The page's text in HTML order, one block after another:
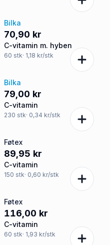
Bilka
70,90 kr
C-vitamin m. hyben
60 stk· 1,18 kr/stk
Bilka
79,00 kr
C-vitamin
230 stk· 0,34 kr/stk
Føtex
89,95 kr
C-vitamin
150 stk· 0,60 kr/stk
Føtex
116,00 kr
C-vitamin
60 stk· 1,93 kr/stk